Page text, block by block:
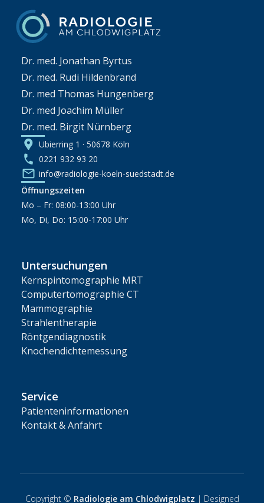
Dr. med. Jonathan Byrtus
Dr. med. Rudi Hildenbrand
Dr. med Thomas Hungenberg
Dr. med Joachim Müller
Dr. med. Birgit Nürnberg
Ubierring 1 · 50678 Köln
0221 932 93 20
info@radiologie-koeln-suedstadt.de
Öffnungszeiten
Mo – Fr: 08:00-13:00 Uhr
Mo, Di, Do: 15:00-17:00 Uhr
Untersuchungen
Kernspintomographie MRT
Computertomographie CT
Mammographie
Strahlentherapie
Röntgendiagnostik
Knochendichtemessung
Service
Patienteninformationen
Kontakt & Anfahrt
Copyright © Radiologie am Chlodwigplatz | Designed